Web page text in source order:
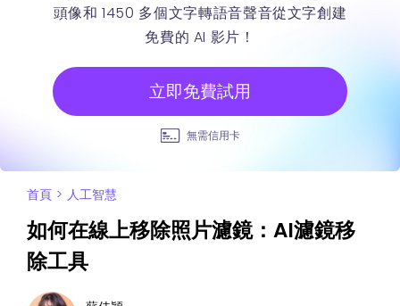
頭像和 1450 多個文字轉語音聲音從文字創建
免費的 AI 影片！
立即免費試用
無需信用卡
首頁 > 人工智慧
如何在線上移除照片濾鏡：AI濾鏡移
除工具